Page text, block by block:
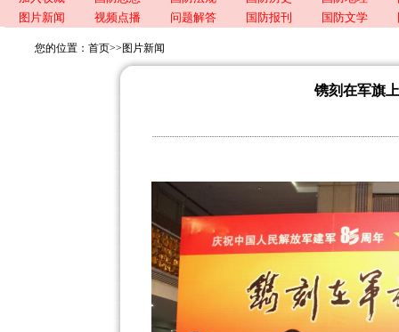
图片新闻
视频点播 问题解答 国防报刊 国防文学
您的位置： 首页>> 图片新闻
镌刻在军旗